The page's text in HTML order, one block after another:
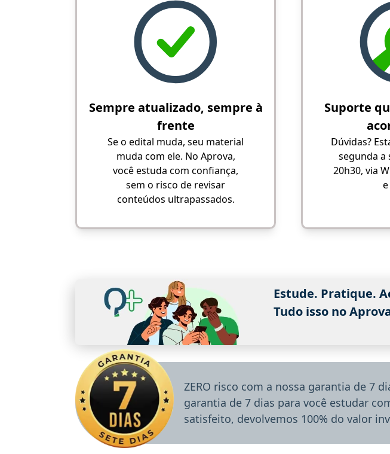
Sempre atualizado, sempre à
frente
Se o edital muda, seu material
muda com ele. No Aprova,
você estuda com confiança,
sem o risco de revisar
conteúdos ultrapassados.
Suporte
Dúvidas?
segunda a
20h30, via
Estude. Pratique.
Tudo isso no
ZERO risco com a nossa garantia de 7
garantia de 7 dias para você estudar
satisfeito, devolvemos 100% do valor